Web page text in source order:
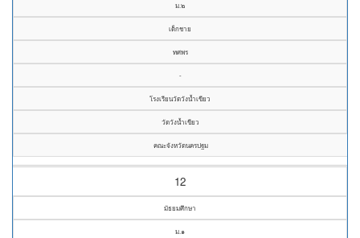
ม.๒
เด็กชาย
ทศพร
-
โรงเรียนวัดวังน้ำเขียว
วัดวังน้ำเขียว
คณะจังหวัดนครปฐม
12
มัธยมศึกษา
ม.๑